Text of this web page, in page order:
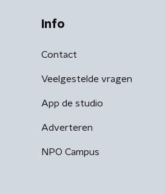
Info
Contact
Veelgestelde vragen
App de studio
Adverteren
NPO Campus